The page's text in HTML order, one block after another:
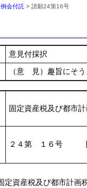
会付託 > 請願24第16号
意見付採択
（意 見）趣旨にそ
固定資産税及び都市
２４第 １６号
資産税及び都市計画